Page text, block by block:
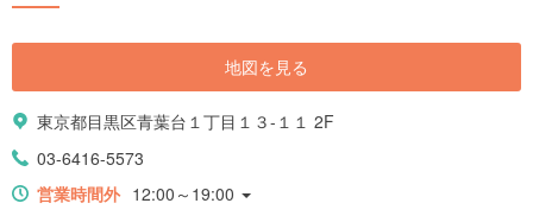
地図を見る
東京都目黒区青葉台１丁目１３-１１ 2F
03-6416-5573
営業時間外 12:00～19:00